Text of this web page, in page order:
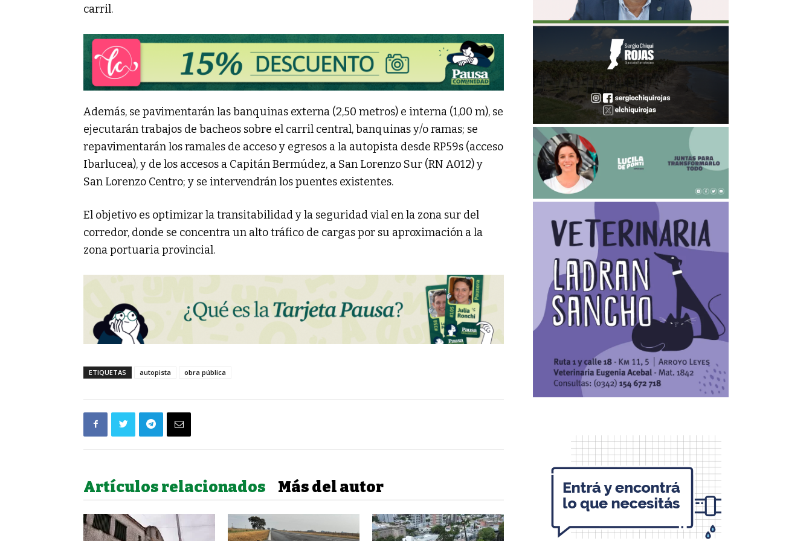
carril.
Además, se pavimentarán las banquinas externa (2,50 metros) e interna (1,00 m), se
ejecutarán trabajos de bacheos sobre el carril central, banquinas y/o ramas; se
repavimentarán los ramales de acceso y egresos a la autopista desde RP59s (acceso
Ibarlucea), y de los accesos a Capitán Bermúdez, a San Lorenzo Sur (RN A012) y
San Lorenzo Centro; y se intervendrán los puentes existentes.
El objetivo es optimizar la transitabilidad y la seguridad vial en la zona sur del
corredor, donde se concentra un alto tráfico de cargas por su aproximación a la
zona portuaria provincial.
ETIQUETAS autopista obra pública
Artículos relacionados Más del autor